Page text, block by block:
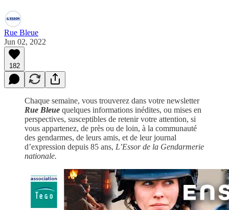
Rue Bleue
Jun 02, 2022
182
Chaque semaine, vous trouverez dans votre newsletter
Rue Bleue quelques informations inédites, ou mises en
perspectives, susceptibles de retenir votre attention, si
vous appartenez, de près ou de loin, à la communauté
des gendarmes, de leurs amis, et de leur journal
d’expression depuis 85 ans, L’Essor de la Gendarmerie
nationale.